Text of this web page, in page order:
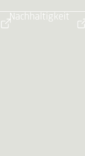
Nachhaltigkeit